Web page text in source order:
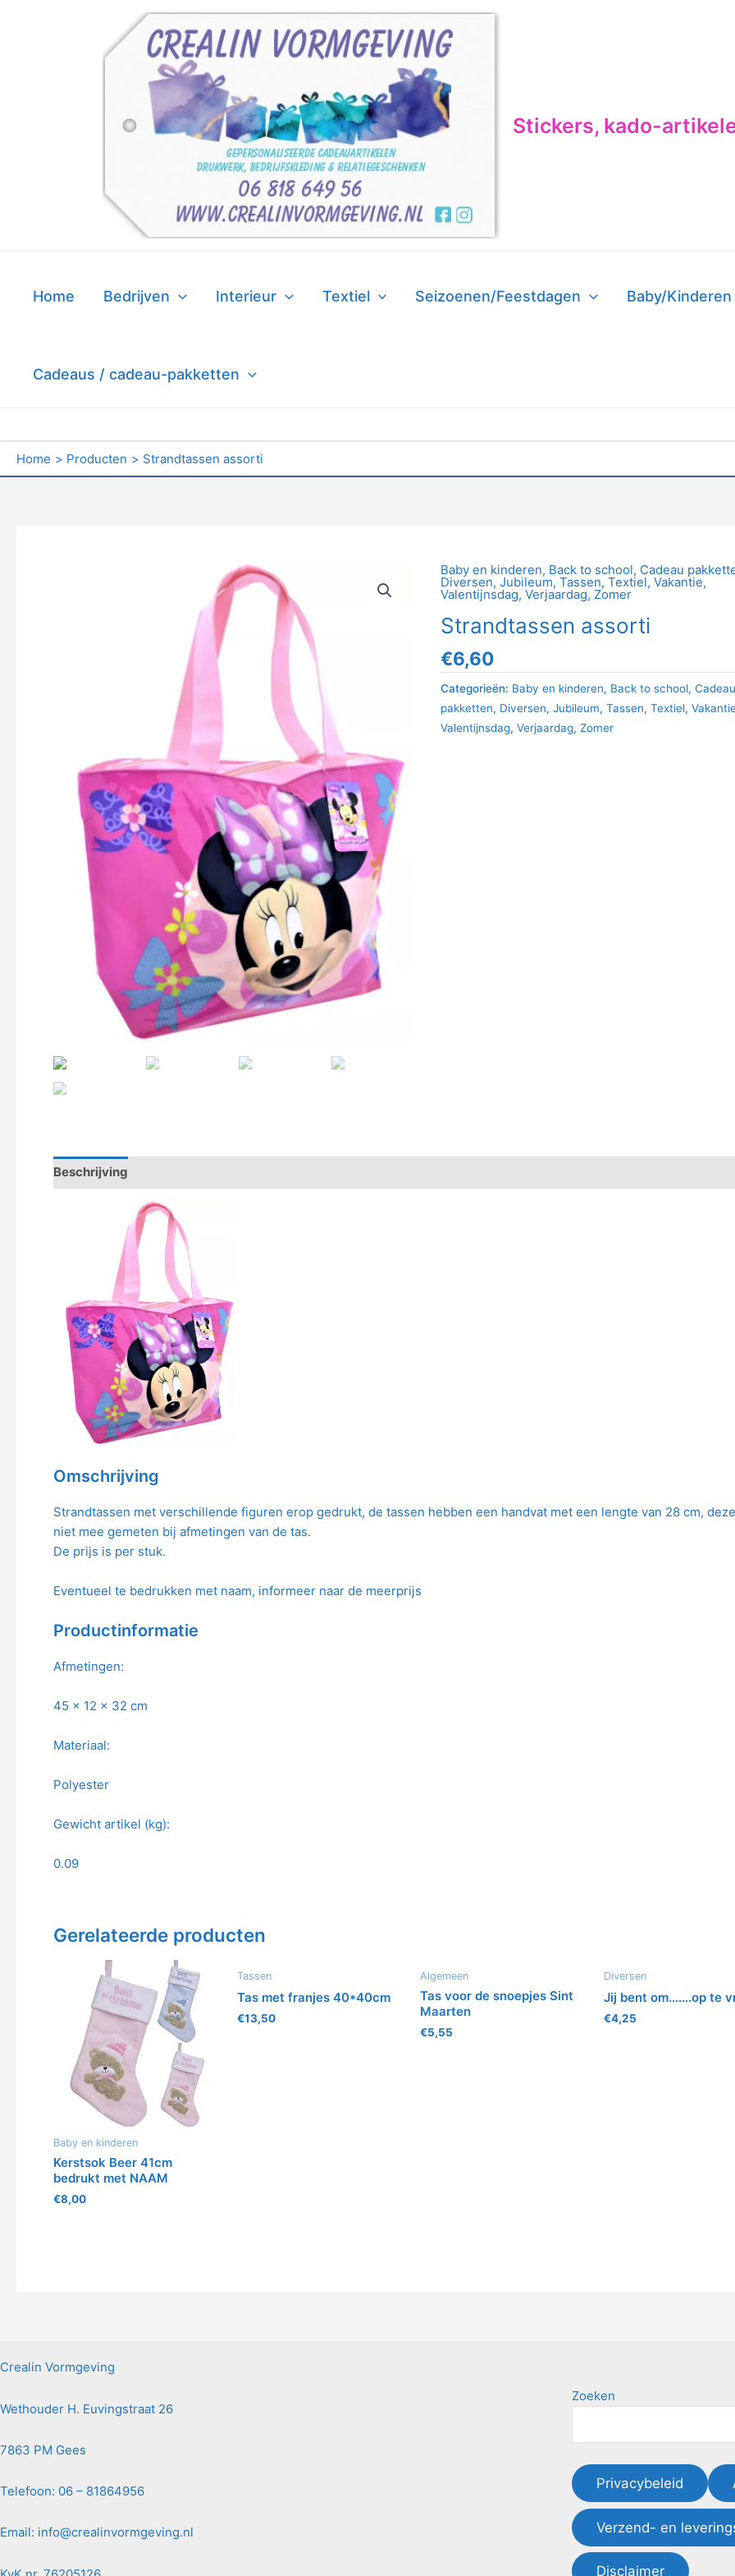
Stickers, kado-
Home Bedrijven Interieur Textiel Seizoenen/Feestdagen Baby/Kinderen
Cadeaus / cadeau-pakketten
Home Producten Strandtassen assorti
Baby en kinderen, Back to school, Cadeau
Diversen,Jubileum,Tassen,Textiel,Vakantie,
Valentijnsdag,Verjaardag, Zomer
Strandtassen assorti
€6,60
Categorieën: Baby en kinderen, Back to school,
pakketten, Diversen,Jubileum,Tassen,Textiel,
Valentijnsdag,Verjaardag,Zomer
Beschrijving
Omschrijving
Strandtassen met verschillende figuren erop gedrukt, de tassen hebben een handvat met een lengte van 28 cm,
niet mee gemeten bij afmetingen van de tas.
De prijs is per stuk.
Eventueel te bedrukken met naam, informeer naar de meerprijs
Productinformatie
Afmetingen:
45 x 12 x 32 cm
Materiaal:
Polyester
Gewicht artikel (kg):
0.09
Gerelateerde producten
Baby en kinderen
Kerstsok Beer 41cm
bedrukt met NAAM
€8,00
Tassen
Tas met franjes 40*40cm
€13,50
Algemeen
Tas voor de snoepjes Sint
Maarten
€5,55
Diversen
Jij bent om…….op te
€4,25
Crealin Vormgeving
Wethouder H. Euvingstraat 26
7863 PM Gees
Telefoon: 06 – 81864956
Email: info@crealinvormgeving.nl
Zoeken
Privacybeleid
Verzend- en
Disclaimer